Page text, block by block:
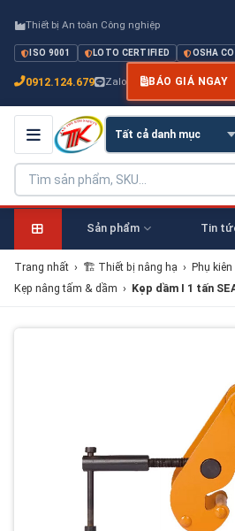
Thiết bị An toàn Công nghiệp
ISO 9001 LOTO CERTIFIED OSHA
0912.124.679 Zalo BÁO GIÁ NGAY
Sản phẩm Tin
Trang nhất › 🏗 Thiết bị nâng hạ › Phụ
Kẹp nâng tấm & dầm › Kẹp dầm I 1 tấn